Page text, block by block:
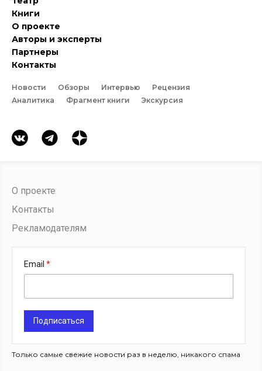
Книги
О проекте
Авторы и эксперты
Партнеры
Контакты
Новости Обзоры Интервью
Рецензия
Аналитика
Фрагмент книги Экскурсия
О проекте
Контакты
Рекламодателям
Email
Подписаться
Только самые свежие новости раз в неделю, никакого спама